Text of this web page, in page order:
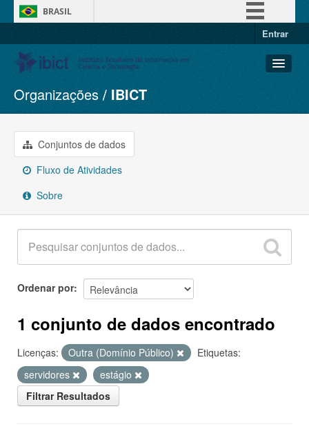
BRASIL
Entrar
Conjuntos de dados
Organizações
Grupos
Sobre
Organizações IBICT
Conjuntos de dados
Fluxo de Atividades
Sobre
Ordenar por
1 conjunto de dados encontrado
Licenças: Outra (Domínio Público)
Etiquetas:
servidores
estágio
Filtrar Resultados